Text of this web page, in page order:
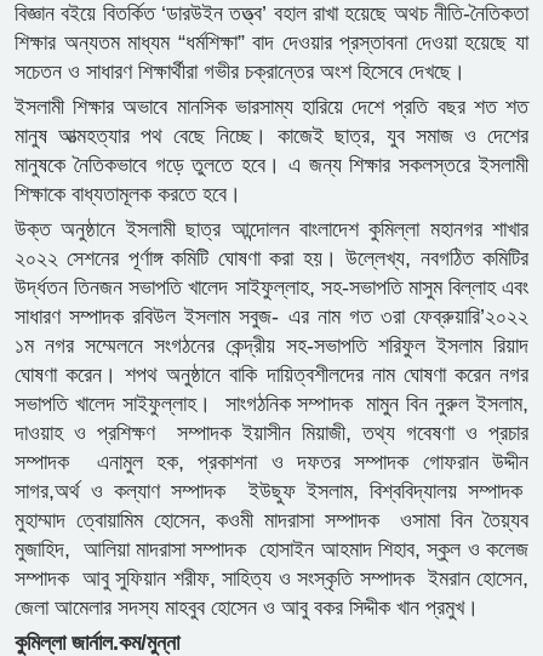
বিজ্ঞান বইয়ে বিতর্কিত ‘ডারউইন তত্ত্ব’ বহাল রাখা হয়েছে অথচ নীতি-নৈতিকতা
শিক্ষার অন্যতম মাধ্যম “ধর্মশিক্ষা” বাদ দেওয়ার প্রস্তাবনা দেওয়া হয়েছে যা
সচেতন ও সাধারণ শিক্ষার্থীরা গভীর চক্রান্তের অংশ হিসেবে দেখছে।
ইসলামী শিক্ষার অভাবে মানসিক ভারসাম্য হারিয়ে দেশে প্রতি বছর শত শত
মানুষ আত্মহত্যার পথ বেছে নিচ্ছে। কাজেই ছাত্র, যুব সমাজ ও দেশের
মানুষকে নৈতিকভাবে গড়ে তুলতে হবে। এ জন্য শিক্ষার সকলস্তরে ইসলামী
শিক্ষাকে বাধ্যতামূলক করতে হবে।
উক্ত অনুষ্ঠানে ইসলামী ছাত্র আন্দোলন বাংলাদেশ কুমিল্লা মহানগর শাখার
২০২২ সেশনের পূর্ণাঙ্গ কমিটি ঘোষণা করা হয়। উল্লেখ্য, নবগঠিত কমিটির
উর্দ্ধতন তিনজন সভাপতি খালেদ সাইফুল্লাহ, সহ-সভাপতি মাসুম বিল্লাহ এবং
সাধারণ সম্পাদক রবিউল ইসলাম সবুজ- এর নাম গত ৩রা ফেব্রুয়ারি’২০২২
১ম নগর সম্মেলনে সংগঠনের কেন্দ্রীয় সহ-সভাপতি শরিফুল ইসলাম রিয়াদ
ঘোষণা করেন। শপথ অনুষ্ঠানে বাকি দায়িত্বশীলদের নাম ঘোষণা করেন নগর
সভাপতি খালেদ সাইফুল্লাহ। সাংগঠনিক সম্পাদক মামুন বিন নুরুল ইসলাম,
দাওয়াহ ও প্রশিক্ষণ সম্পাদক ইয়াসীন মিয়াজী, তথ্য গবেষণা ও প্রচার
সম্পাদক এনামুল হক, প্রকাশনা ও দফতর সম্পাদক গোফরান উদ্দীন
সাগর,অর্থ ও কল্যাণ সম্পাদক ইউছুফ ইসলাম, বিশ্ববিদ্যালয় সম্পাদক
মুহাম্মাদ ত্বোয়ামিম হোসেন, কওমী মাদরাসা সম্পাদক ওসামা বিন তৈয়্যব
মুজাহিদ, আলিয়া মাদরাসা সম্পাদক হোসাইন আহমাদ শিহাব, স্কুল ও কলেজ
সম্পাদক আবু সুফিয়ান শরীফ, সাহিত্য ও সংস্কৃতি সম্পাদক ইমরান হোসেন,
জেলা আমেলার সদস্য মাহবুব হোসেন ও আবু বকর সিদ্দীক খান প্রমুখ।
কুমিল্লা জার্নাল.কম/মুন্না